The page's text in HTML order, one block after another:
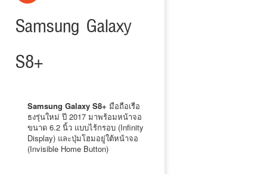
Samsung Galaxy
S8+
Samsung Galaxy S8+ มือถือเรือ
ธงรุ่นใหม่ ปี 2017 มาพร้อมหน้าจอ
ขนาด 6.2 นิ้ว แบบไร้กรอบ (Infinity
Display) และปุ่มโฮมอยู่ใต้หน้าจอ
(Invisible Home Button)